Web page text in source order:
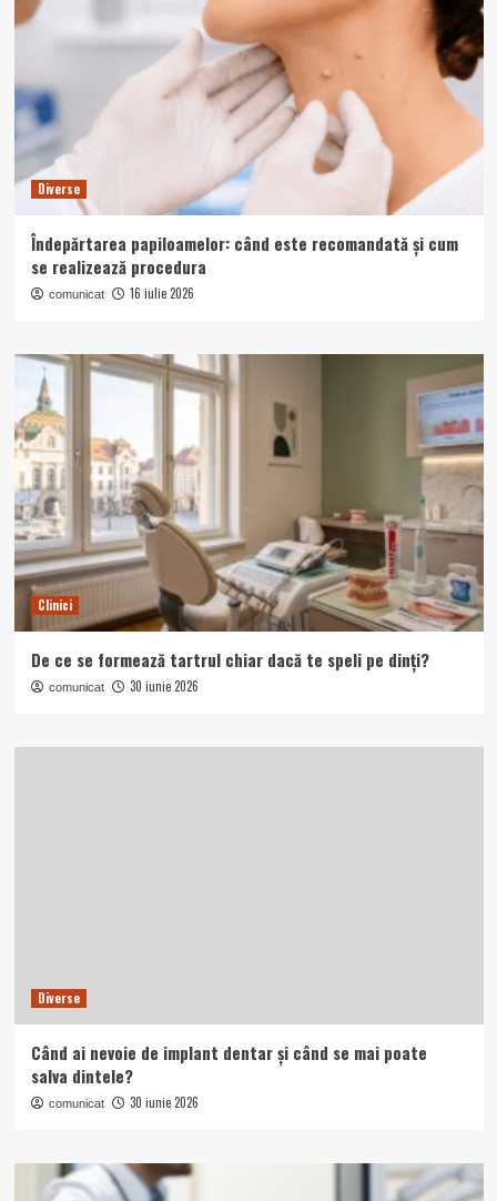
Diverse
Îndepărtarea papiloamelor: când este recomandată și cum
se realizează procedura
comunicat 16 iulie 2026
Clinici
De ce se formează tartrul chiar dacă te speli pe dinți?
comunicat 30 iunie 2026
Diverse
Când ai nevoie de implant dentar și când se mai poate
salva dintele?
comunicat 30 iunie 2026